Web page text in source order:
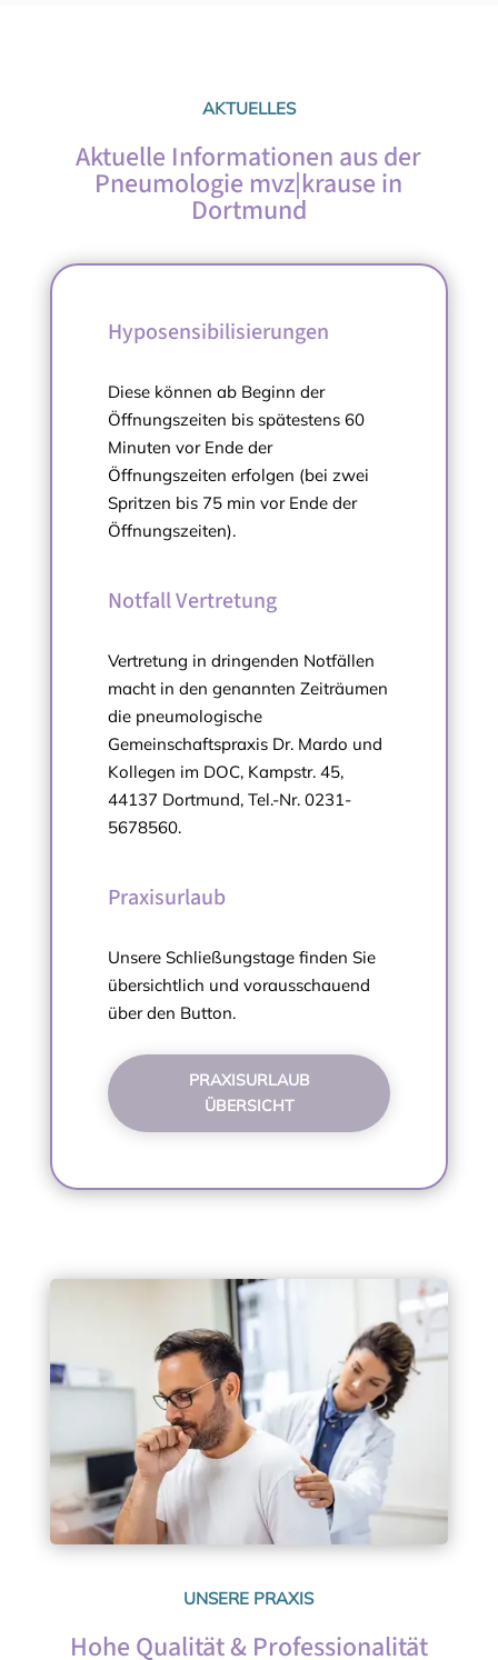
AKTUELLES
Aktuelle Informationen aus der
Pneumologie mvz|krause in
Dortmund
Hyposensibilisierungen
Diese können ab Beginn der
Öffnungszeiten bis spätestens 60
Minuten vor Ende der
Öffnungszeiten erfolgen (bei zwei
Spritzen bis 75 min vor Ende der
Öffnungszeiten).
Notfall Vertretung
Vertretung in dringenden Notfällen
macht in den genannten Zeiträumen
die pneumologische
Gemeinschaftspraxis Dr. Mardo und
Kollegen im DOC, Kampstr. 45,
44137 Dortmund, Tel.-Nr. 0231-
5678560.
Praxisurlaub
Unsere Schließungstage finden Sie
übersichtlich und vorausschauend
über den Button.
PRAXISURLAUB
ÜBERSICHT
UNSERE PRAXIS
Hohe Qualität & Professionalität